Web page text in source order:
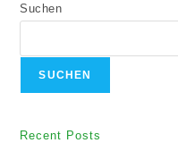
Suchen
SUCHEN
Recent Posts